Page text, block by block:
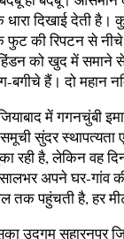
दिखाई देती
की रिपटन से
को खुद में समाने
हैं। दो महान
में
सुंदर स्थापत्यता
रही है, लेकिन वह
अपने घर-गांव की
पहुंचती है, हर
उद्गम सहारनपुर